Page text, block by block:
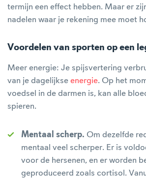
termijn een effect hebben. Maar er
nadelen waar je rekening mee moet
Voordelen van sporten op een
Meer energie: Je spijsvertering
van je dagelijkse energie. Op het
voedsel in de darmen is, kan alle
spieren.
Mentaal scherp. Om dezelfde
mentaal veel scherper. Er is
voor de hersenen, en er worden
geproduceerd zoals cortisol.